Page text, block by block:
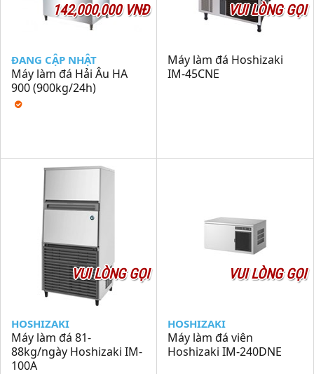
142,000,000 VNĐ
ĐANG CẬP NHẬT
Máy làm đá Hải Âu HA
900 (900kg/24h)
VUI LÒNG GỌI
Máy làm đá Hoshizaki
IM-45CNE
VUI LÒNG GỌI
HOSHIZAKI
Máy làm đá 81-
88kg/ngày Hoshizaki IM-
100A
VUI LÒNG GỌI
HOSHIZAKI
Máy làm đá viên
Hoshizaki IM-240DNE